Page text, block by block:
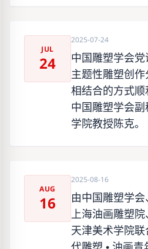
JUL
24
2025-07-24
中国雕塑学会
主题性雕塑创
相结合的方式
中国雕塑学会
学院教授陈克。
AUG
16
2025-08-16
由中国雕塑学会
上海油画雕塑院
天津美术学院